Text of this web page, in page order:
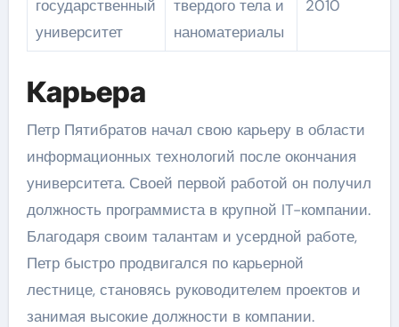
государственный
университет
твердого тела и
наноматериалы
2010
Карьера
Петр Пятибратов начал свою карьеру в области
информационных технологий после окончания
университета. Своей первой работой он получил
должность программиста в крупной IT-компании.
Благодаря своим талантам и усердной работе,
Петр быстро продвигался по карьерной
лестнице, становясь руководителем проектов и
занимая высокие должности в компании.